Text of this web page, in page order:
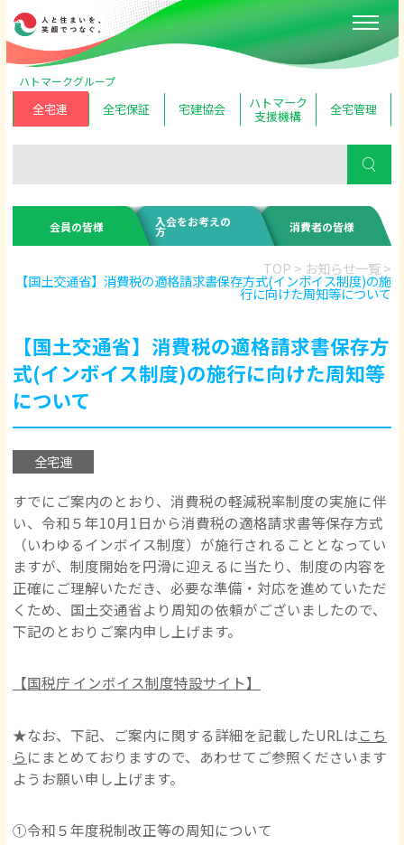
ハトマークグループ
全宅連 全宅保証 宅建協会 ハトマーク
支援機構 全宅管理
会員の皆様 入会をお考えの
方 消費者の皆様
TOP > お知らせ一覧>
【国土交通省】消費税の適格請求書保存方式(インボイス制度)の施
行に向けた周知等について
【国土交通省】消費税の適格請求書保存方
式(インボイス制度)の施行に向けた周知等
について
全宅連
すでにご案内のとおり、消費税の軽減税率制度の実施に伴
い、令和５年10月1日から消費税の適格請求書等保存方式
（いわゆるインボイス制度）が施行されることとなってい
ますが、制度開始を円滑に迎えるに当たり、制度の内容を
正確にご理解いただき、必要な準備・対応を進めていただ
くため、国土交通省より周知の依頼がございましたので、
下記のとおりご案内申し上げます。
【国税庁 インボイス制度特設サイト】
★なお、下記、ご案内に関する詳細を記載したURLはこち
ら にまとめておりますので、あわせてご参照くださいます
ようお願い申し上げます。
①令和５年度税制改正等の周知について